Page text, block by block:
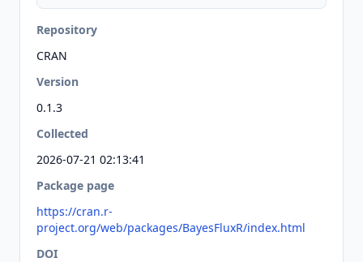
Repository
CRAN
Version
0.1.3
Collected
2026-07-21 02:13:41
Package page
https://cran.r-
project.org/web/packages/BayesFluxR/index.html
DOI